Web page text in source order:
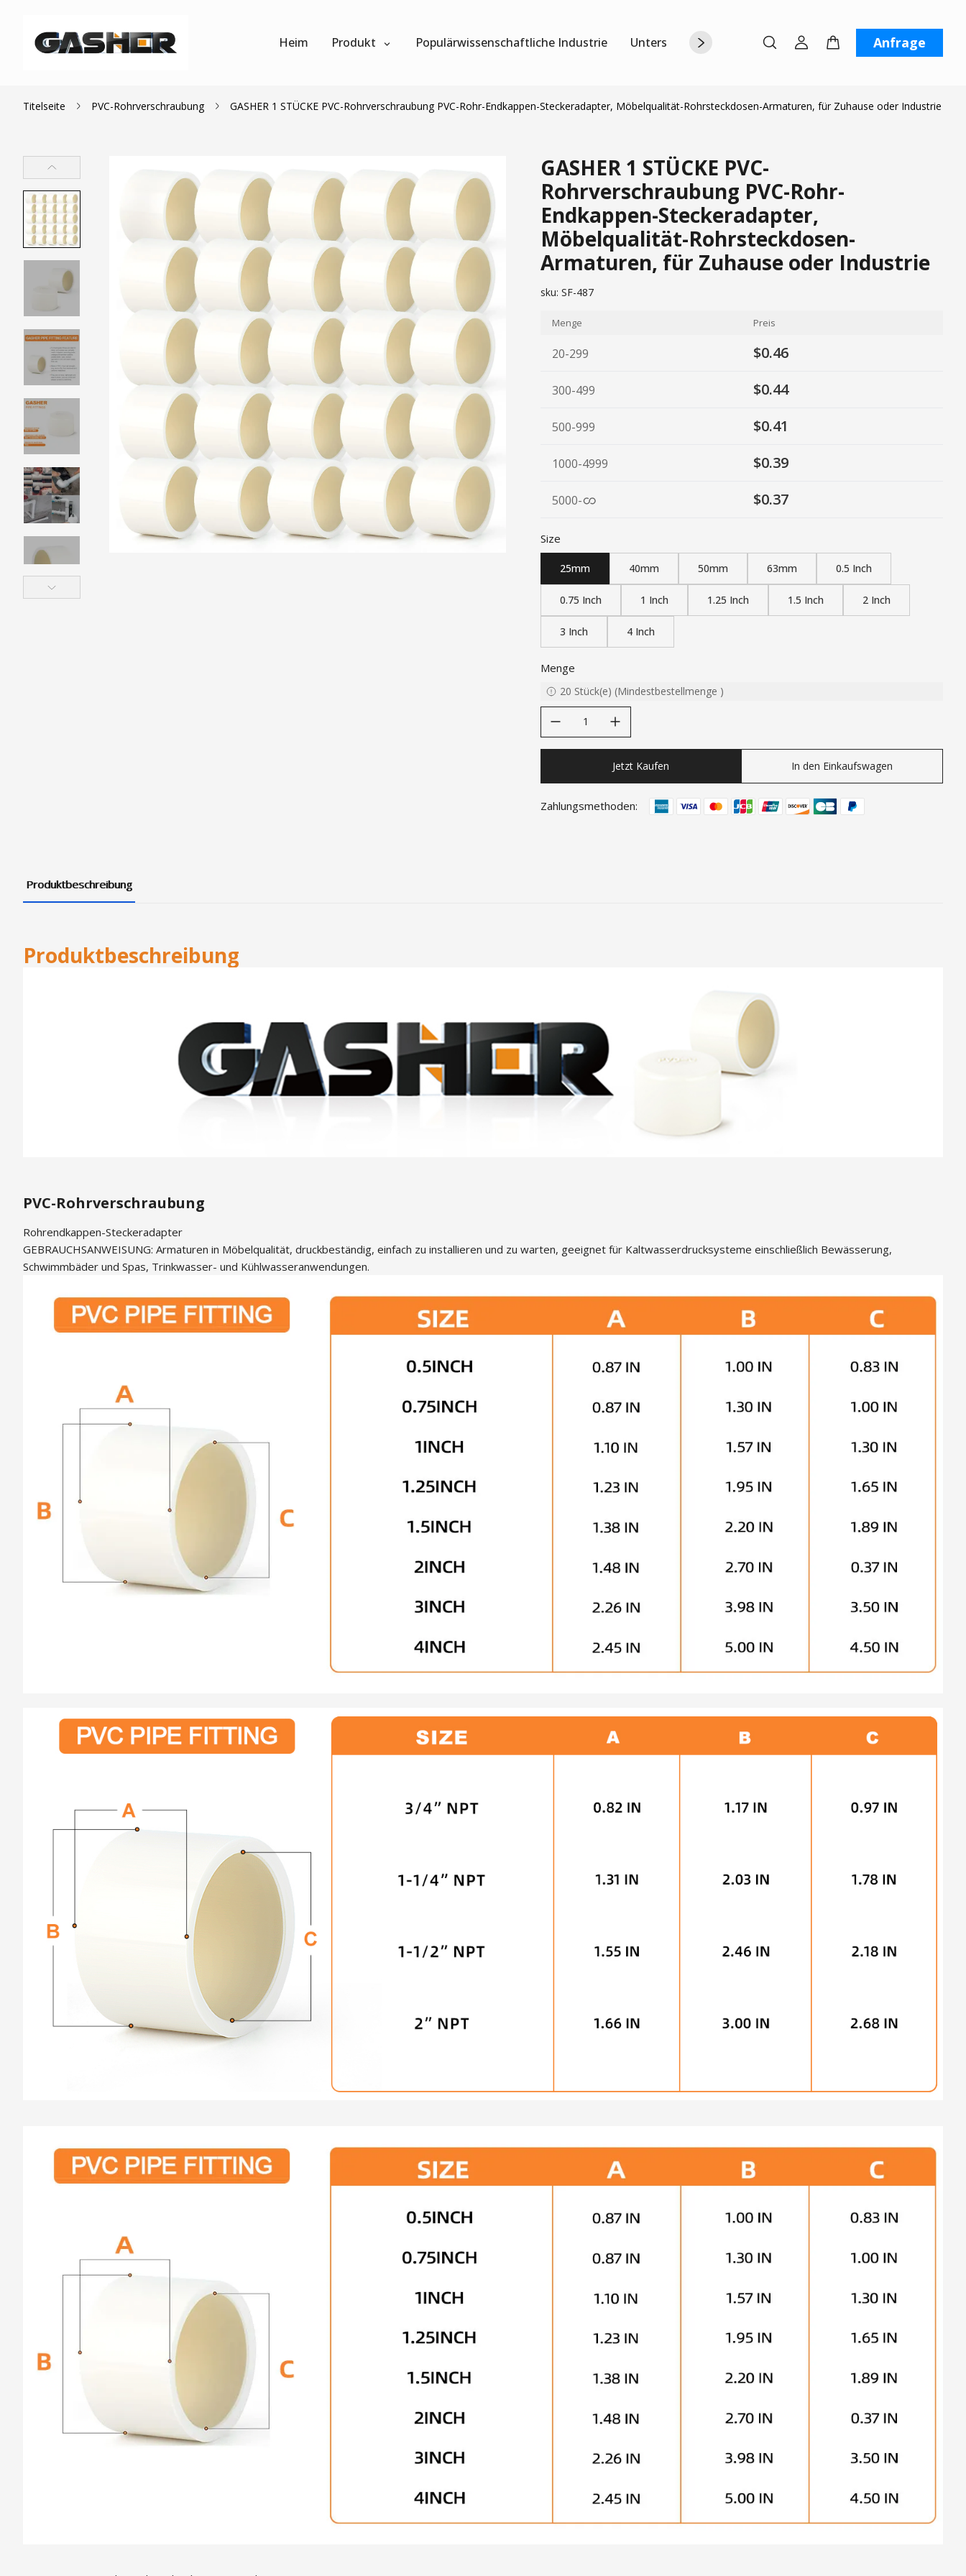
Heim Produkt Populärwissenschaftliche Industrie Unterstützung Über uns Kontaktiere unsAnfrage
Titelseite PVC-Rohrverschraubung GASHER 1 STÜCKE PVC-Rohrverschraubung PVC-Rohr-Endkappen-Steckeradapter, Möbelqualität-Rohrsteckdosen-Armaturen, für Zuhause oder Industrie
GASHER 1 STÜCKE PVC-
Rohrverschraubung PVC-Rohr-
Endkappen-Steckeradapter,
Möbelqualität-Rohrsteckdosen-
Armaturen, für Zuhause oder Industrie
sku: SF-487
Menge Preis
20-299 $0.46
300-499 $0.44
500-999 $0.41
1000-4999 $0.39
5000- $0.37
Size
25mm 40mm 50mm 63mm 0.5 Inch
0.75 Inch 1 Inch 1.25 Inch 1.5 Inch 2 Inch
3 Inch 4 Inch
Menge
20 Stück(e) (Mindestbestellmenge )
Jetzt Kaufen In den Einkaufswagen
Zahlungsmethoden:
Produktbeschreibung
Produktbeschreibung
PVC-Rohrverschraubung
Rohrendkappen-Steckeradapter
GEBRAUCHSANWEISUNG: Armaturen in Möbelqualität, druckbeständig, einfach zu installieren und zu warten, geeignet für Kaltwasserdrucksysteme einschließlich Bewässerung,
Schwimmbäder und Spas, Trinkwasser- und Kühlwasseranwendungen.